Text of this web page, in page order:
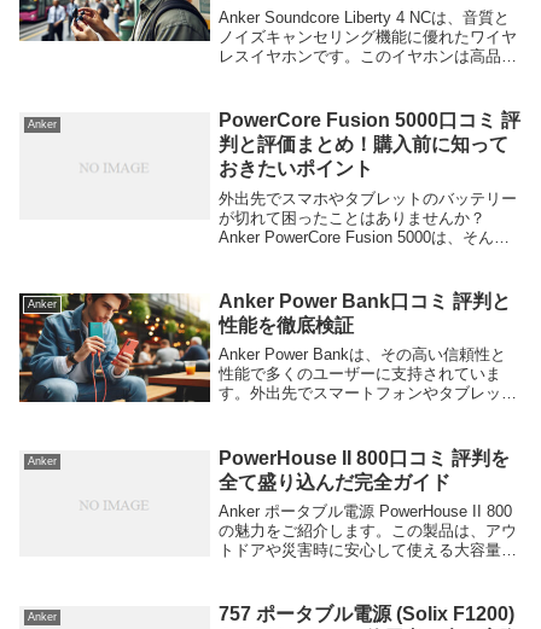
Anker Soundcore Liberty 4 NCは、音質と
ノイズキャンセリング機能に優れたワイヤ
レスイヤホンです。このイヤホンは高品質
い口コミを紹介し、詳細...
Anker
PowerCore Fusion 5000口コミ 評
判と評価まとめ！購入前に知って
おきたいポイント
外出先でスマホやタブレットのバッテリー
が切れて困ったことはありませんか？
Anker PowerCore Fusion 5000は、そんな
パクトで持ち運びやすく、高速...
Anker
Anker Power Bank口コミ 評判と
性能を徹底検証
Anker Power Bankは、その高い信頼性と
性能で多くのユーザーに支持されていま
す。外出先でスマートフォンやタブレット
です。以下に、この商品の口コミをいく
つ...
Anker
PowerHouse II 800口コミ 評判を
全て盛り込んだ完全ガイド
Anker ポータブル電源 PowerHouse II 800
の魅力をご紹介します。この製品は、アウ
トドアや災害時に安心して使える大容量バ
い口コミです。 バッテリー...
Anker
757 ポータブル電源 (Solix F1200)